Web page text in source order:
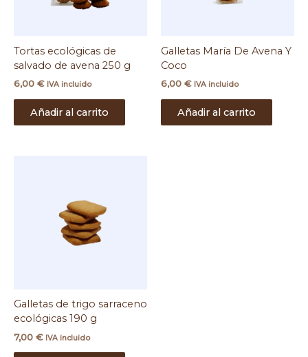
Tortas ecológicas de
salvado de avena 250 g
6,00 € IVA incluido
Añadir al carrito
Galletas María De Avena Y
Coco
6,00 € IVA incluido
Añadir al carrito
Galletas de trigo sarraceno
ecológicas 190 g
7,00 € IVA incluido